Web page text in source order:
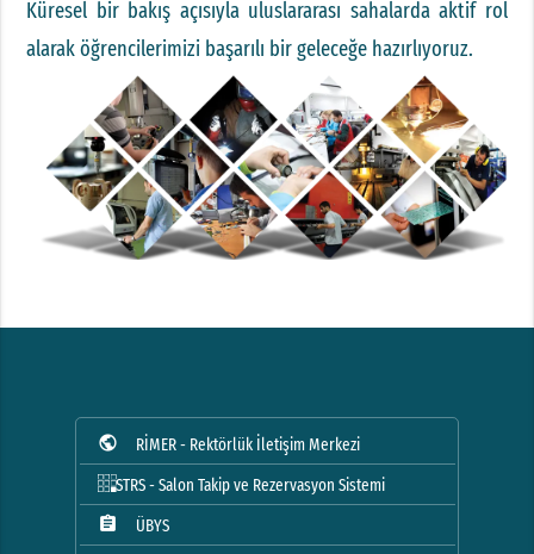
Küresel bir bakış açısıyla uluslararası sahalarda aktif rol
alarak öğrencilerimizi başarılı bir geleceğe hazırlıyoruz.
public
RİMER - Rektörlük İletişim Merkezi
STRS - Salon Takip ve Rezervasyon Sistemi
assignment
ÜBYS